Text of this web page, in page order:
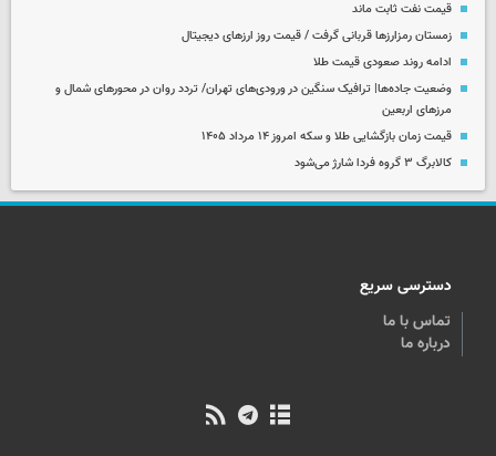
قیمت نفت ثابت ماند
زمستان رمزارزها قربانی گرفت / قیمت روز ارزهای دیجیتال
ادامه روند صعودی قیمت طلا
وضعیت جاده‌ها| ترافیک سنگین در ورودی‌های تهران/ تردد روان در محورهای شمال و
مرزهای اربعین
قیمت زمان بازگشایی طلا و سکه امروز ۱۴ مرداد ۱۴۰۵
کالابرگ ۳ گروه فردا شارژ می‌شود
دسترسی سریع
تماس با ما
درباره ما